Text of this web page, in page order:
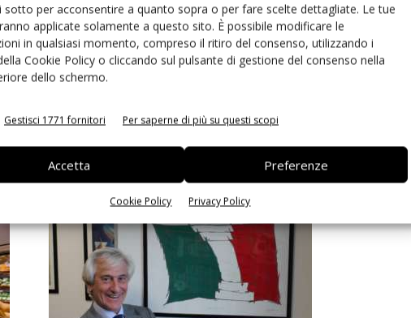
sotto per acconsentire a quanto sopra o per fare scelte dettagliate. Le tue
applicate solamente a questo sito. È possibile modificare le
in qualsiasi momento, compreso il ritiro del consenso, utilizzando i
Cookie Policy o cliccando sul pulsante di gestione del consenso nella
dello schermo.
Gestisci 1771 fornitori Per saperne di più su questi scopi
Accetta Preferenze
Cookie Policy Privacy Policy
Eurospin: i freschi soffrono, ma le
vendite rimangono positive. E
sulle...
Marina Bassi
n.3 - 2026
Edicola Web